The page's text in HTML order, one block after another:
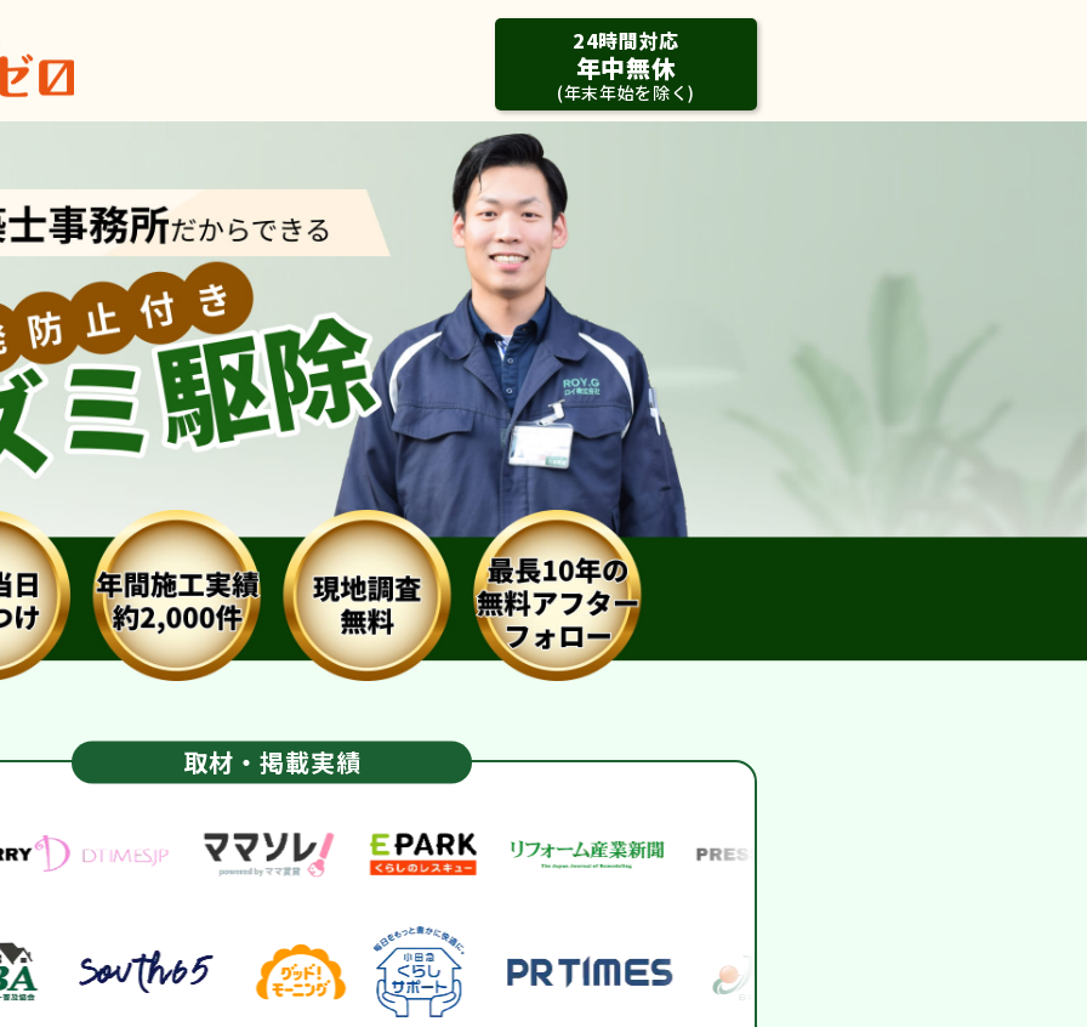
24時間対応
年中無休
(年末年始を除く)
取材・掲載実績